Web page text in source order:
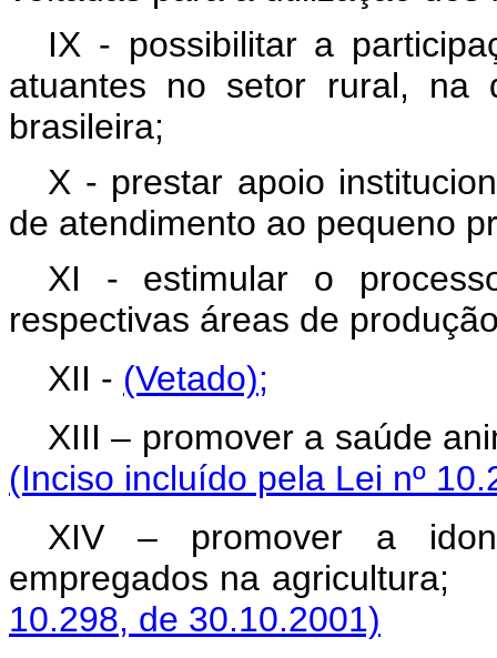
IX - possibilitar a
atuantes no setor rural, na
brasileira;
X - prestar apoio
de atendimento ao pequeno
XI - estimular o
respectivas áreas de
XII - (Vetado);
XIII – promover a saúde
(Inciso incluído pela Lei nº
XIV – promover a
empregados na
10.298, de 30.10.2001)